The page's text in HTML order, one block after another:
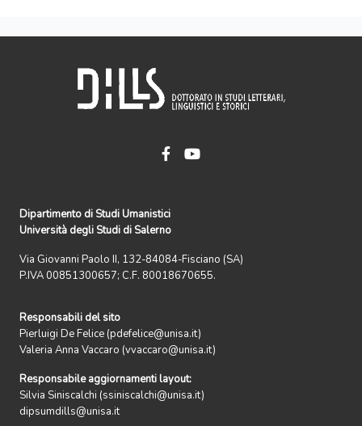
Dipartimento di Studi Umanistici
Università degli Studi di Salerno
Via Giovanni Paolo II, 132-84084-Fisciano (SA)
P.IVA 00851300657; C.F. 80018670655.
Responsabili del sito
Pierluigi De Felice (pdefelice@unisa.it)
Valeria Anna Vaccaro (vvaccaro@unisa.it)
Responsabile aggiornamenti layout:
Silvia Siniscalchi (ssiniscalchi@unisa.it)
dipsumdills@unisa.it